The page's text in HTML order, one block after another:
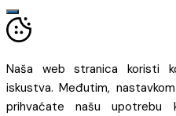
Naša web stranica koristi
iskustva. Međutim,
prihvaćate našu upotrebu